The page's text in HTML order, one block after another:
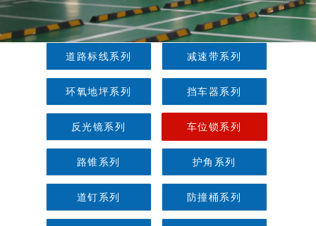
道路标线系列 减速带系列
环氧地坪系列 挡车器系列
反光镜系列 车位锁系列
路锥系列 护角系列
道钉系列 防撞桶系列